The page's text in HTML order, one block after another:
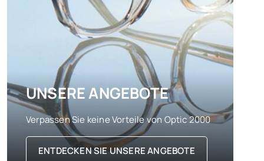
UNSERE ANGEBOTE
Verpassen Sie keine Vorteile von Optic 2000
ENTDECKEN SIE UNSERE ANGEBOTE